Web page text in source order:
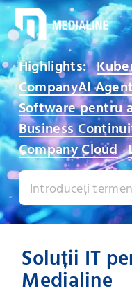
Highlights:
CompanyAI
Software pentru
Business
Company Cloud
Soluții IT
Medialine